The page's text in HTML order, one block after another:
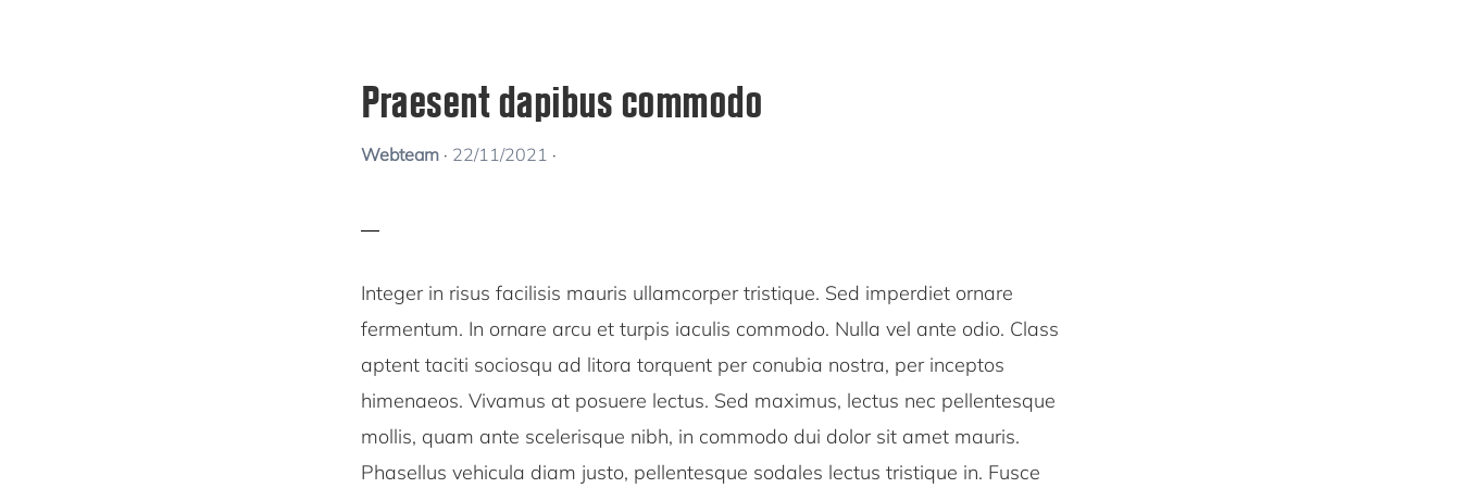
Praesent dapibus commodo
Webteam · 22/11/2021 ·
Integer in risus facilisis mauris ullamcorper tristique. Sed imperdiet ornare
fermentum. In ornare arcu et turpis iaculis commodo. Nulla vel ante odio. Class
aptent taciti sociosqu ad litora torquent per conubia nostra, per inceptos
himenaeos. Vivamus at posuere lectus. Sed maximus, lectus nec pellentesque
mollis, quam ante scelerisque nibh, in commodo dui dolor sit amet mauris.
Phasellus vehicula diam justo, pellentesque sodales lectus tristique in. Fusce